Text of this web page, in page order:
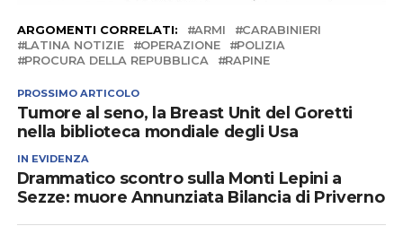
ARGOMENTI CORRELATI: ARMI
CARABINIERI
LATINA NOTIZIE
OPERAZIONE
POLIZIA
PROCURA DELLA REPUBBLICA
RAPINE
PROSSIMO ARTICOLO
Tumore al seno, la Breast Unit del Goretti
nella biblioteca mondiale degli Usa
IN EVIDENZA
Drammatico scontro sulla Monti Lepini a
Sezze: muore Annunziata Bilancia di Priverno